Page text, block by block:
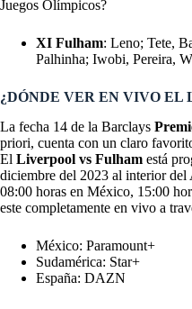
Juegos Olímpicos?
XI Fulham: Leno; Tete,
Palhinha; Iwobi, Pereira,
¿DÓNDE VER EN VIVO EL
La fecha 14 de la Barclays
priori, cuenta con un claro
El Liverpool vs Fulham está
diciembre del 2023 al interior
08:00 horas en México, 15:00
este completamente en vivo a
México: Paramount+
Sudamérica: Star+
España: DAZN